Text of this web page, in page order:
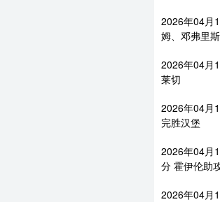
2026年04月
姆、邓弗里
2026年04月
莱切
2026年04月
完胜汉堡
2026年04月
分 霍伊伦助
2026年04月